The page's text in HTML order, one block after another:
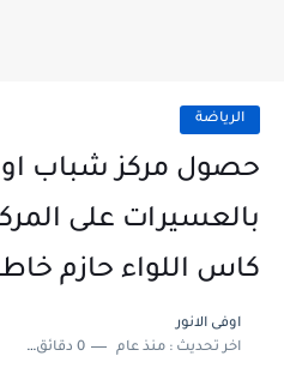
الرياضة
حصول مركز شباب
بالعسيرات على
كاس اللواء حازم
اوفى الانور
اخر تحديث :منذ عام 0 دقائق للقراءة